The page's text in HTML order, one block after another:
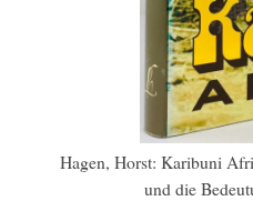
Hagen, Horst: Karibuni
und die